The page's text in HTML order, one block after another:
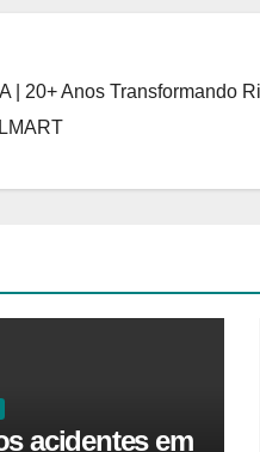
| 20+ Anos Transformando
acidentes em